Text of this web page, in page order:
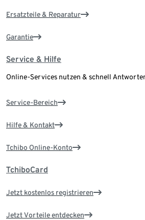
Ersatzteile & Reparatur
Garantie
Service & Hilfe
Online-Services nutzen & schnell
Service-Bereich
Hilfe & Kontakt
Tchibo Online-Konto
TchiboCard
Jetzt kostenlos registrieren
Jetzt Vorteile entdecken